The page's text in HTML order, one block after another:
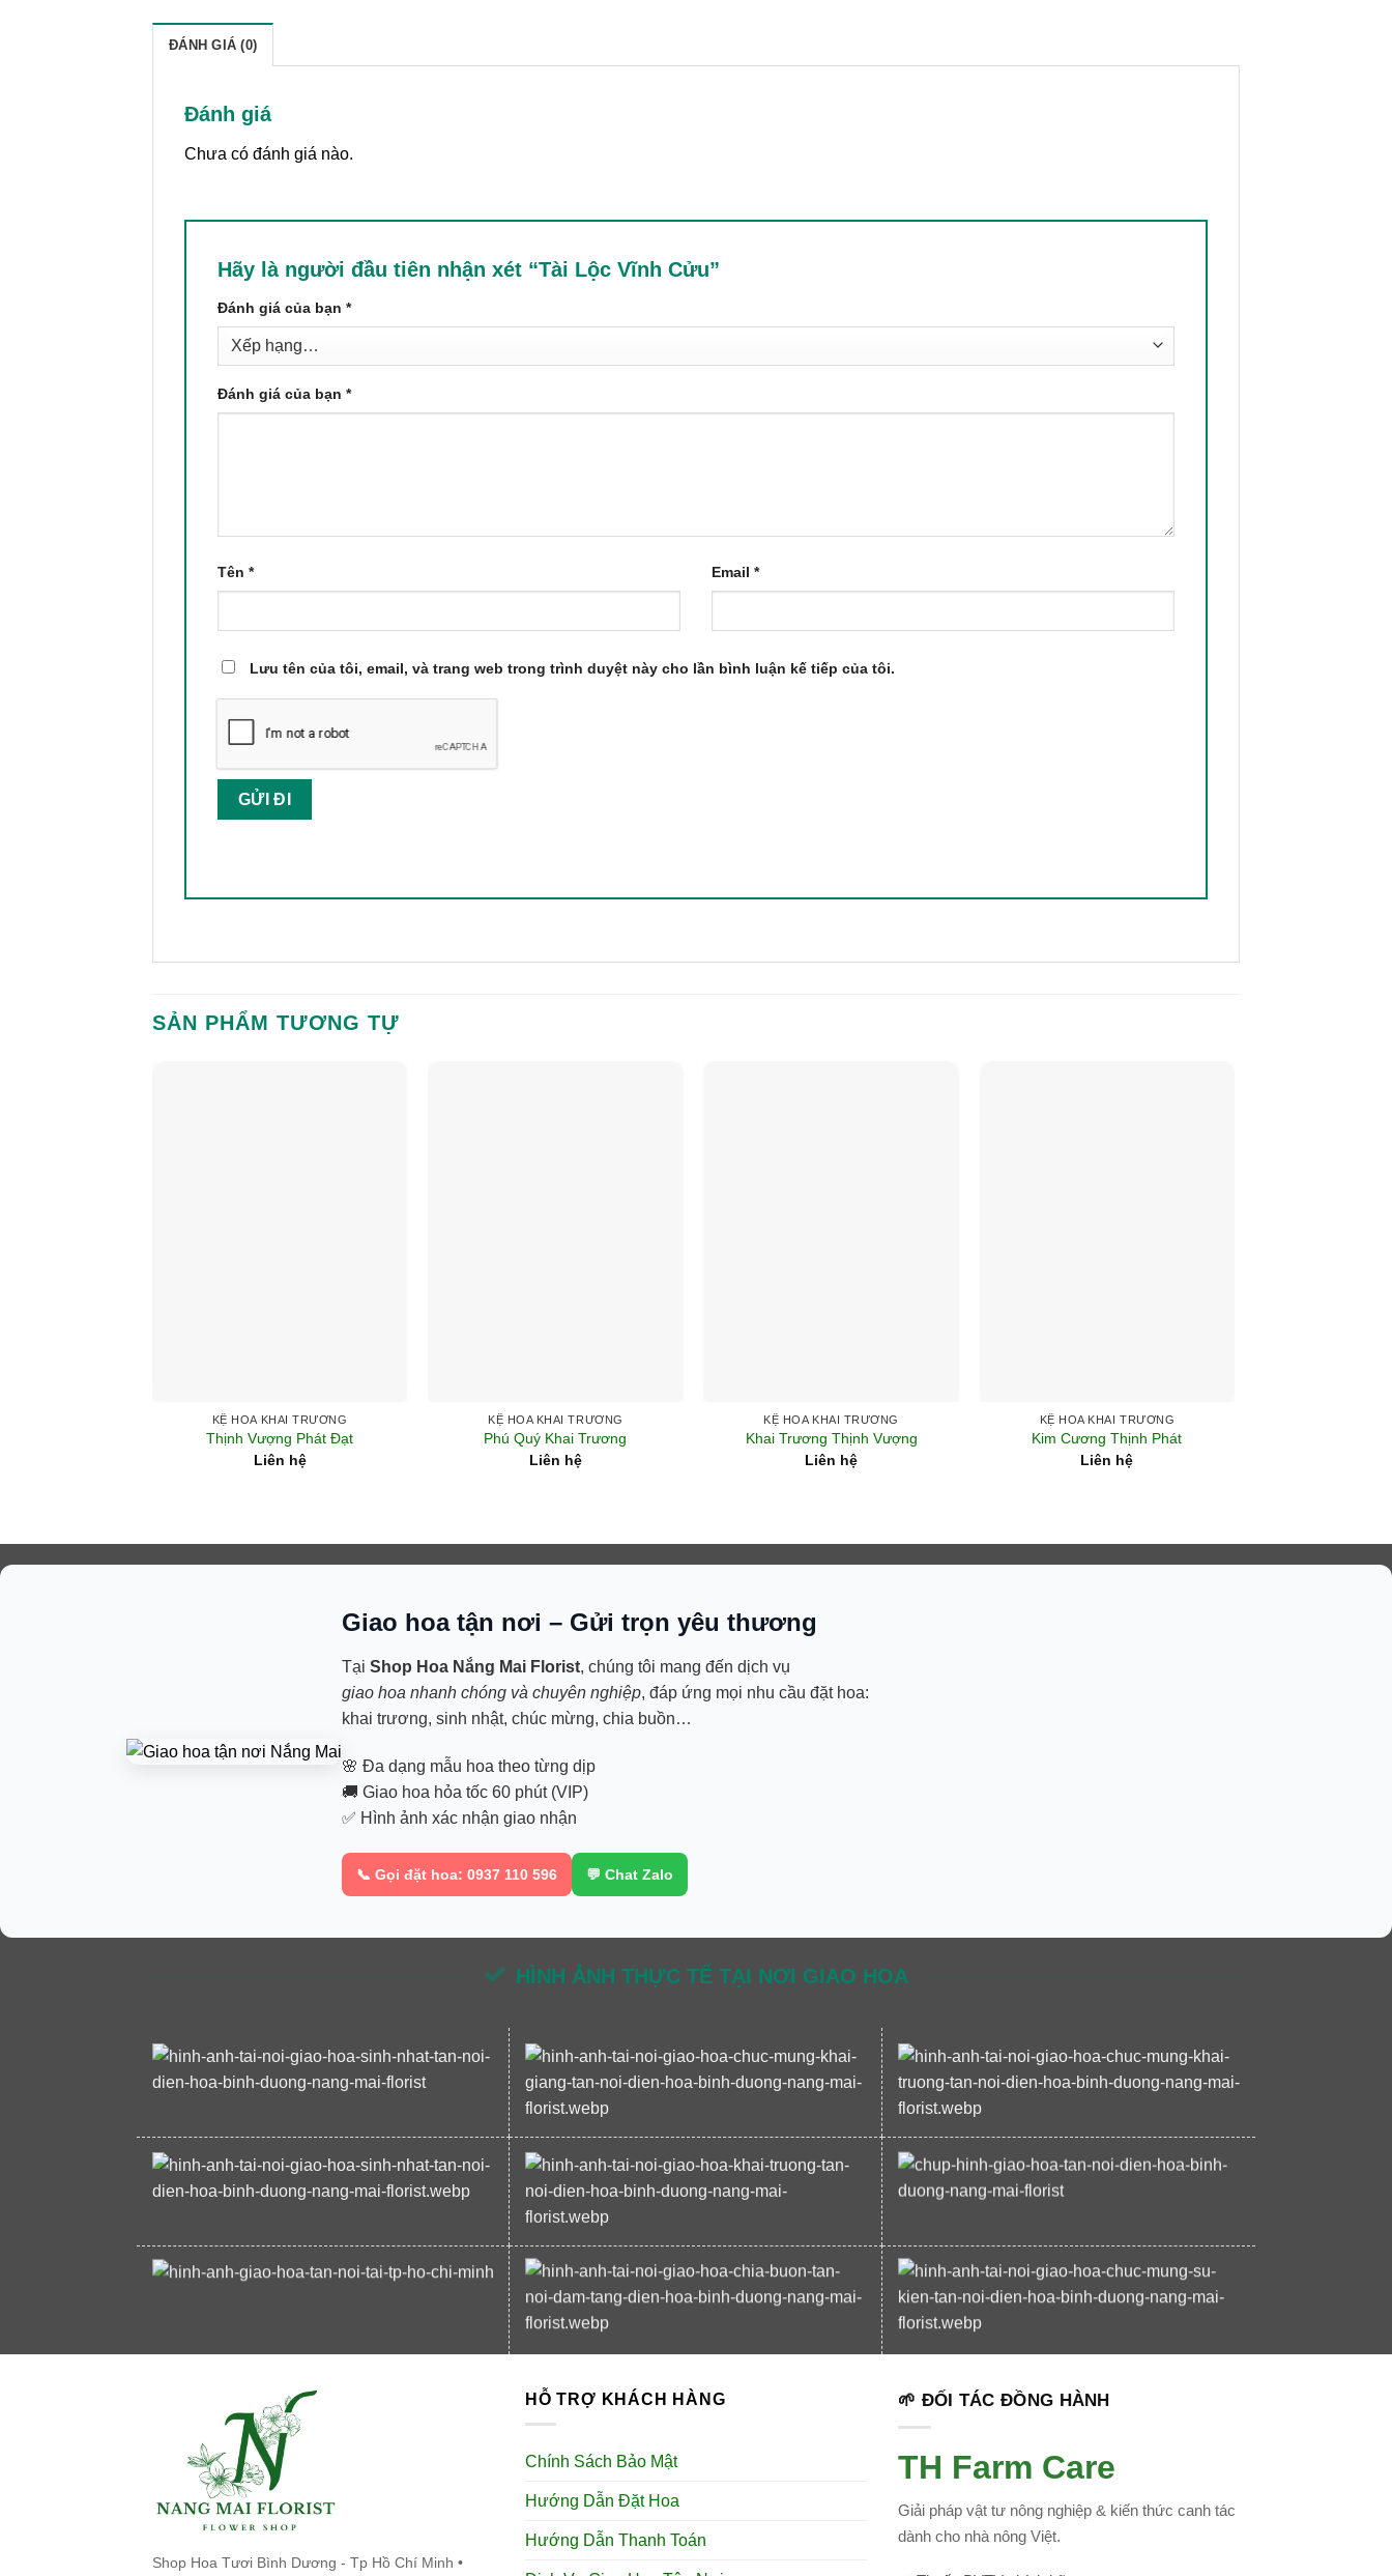
ĐÁNH GIÁ (0)
Đánh giá
Chưa có đánh giá nào.
Hãy là người đầu tiên nhận xét “Tài Lộc Vĩnh Cửu”
Đánh giá của bạn *
Đánh giá của bạn *
Tên * Email *
Lưu tên của tôi, email, và trang web trong trình duyệt này cho lần bình luận kế tiếp của tôi.
SẢN PHẨM TƯƠNG TỰ
KỆ HOA KHAI TRƯƠNG
Thịnh Vượng Phát Đạt
Liên hệ
KỆ HOA KHAI TRƯƠNG
Phú Quý Khai Trương
Liên hệ
KỆ HOA KHAI TRƯƠNG
Khai Trương Thịnh Vượng
Liên hệ
KỆ HOA KHAI TRƯƠNG
Kim Cương Thịnh Phát
Liên hệ
Giao hoa tận nơi – Gửi trọn yêu thương
Tại Shop Hoa Nắng Mai Florist, chúng tôi mang đến dịch vụ
giao hoa nhanh chóng và chuyên nghiệp, đáp ứng mọi nhu cầu đặt hoa:
khai trương, sinh nhật, chúc mừng, chia buồn…
🌸 Đa dạng mẫu hoa theo từng dịp
🚚 Giao hoa hỏa tốc 60 phút (VIP)
✅ Hình ảnh xác nhận giao nhận
📞 Gọi đặt hoa: 0937 110 596 💬 Chat Zalo
HÌNH ẢNH THỰC TẾ TẠI NƠI GIAO HOA
Shop Hoa Tươi Bình Dương - Tp Hồ Chí Minh •
HỖ TRỢ KHÁCH HÀNG
Chính Sách Bảo Mật
Hướng Dẫn Đặt Hoa
Hướng Dẫn Thanh Toán
🌱 ĐỐI TÁC ĐỒNG HÀNH
TH Farm Care
Giải pháp vật tư nông nghiệp & kiến thức canh tác
dành cho nhà nông Việt.